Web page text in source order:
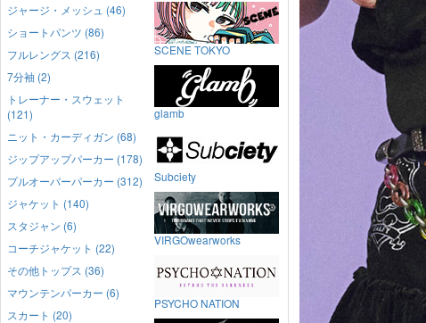
ジャージ・メッシュ (46)
ショートパンツ (86)
フルレングス (216)
7分袖 (2)
トレーナー・スウェット
(121)
ニット・カーディガン (68)
ジップアップパーカー (178)
プルオーバーパーカー (312)
ジャケット (140)
スタジャン (6)
コーチジャケット (22)
その他トップス (36)
マウンテンパーカー (6)
スカート (20)
SCENE TOKYO
glamb
Subciety
VIRGOwearworks
PSYCHO NATION